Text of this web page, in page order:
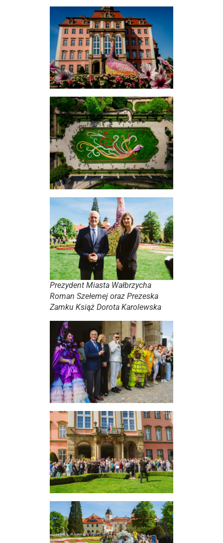
Prezydent Miasta Wałbrzycha
Roman Szełemej oraz Prezeska
Zamku Książ Dorota Karolewska